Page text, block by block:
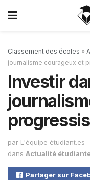
Classement des écoles »
journalisme courageux et
Investir
par L'équipe étudiant.es
dans Actualité
Partager sur